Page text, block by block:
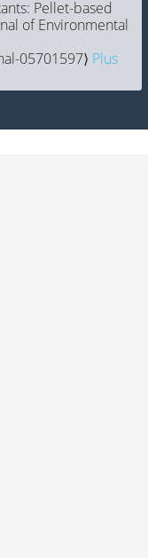
Pellet-based
of Environmental
05701597⟩ Plus